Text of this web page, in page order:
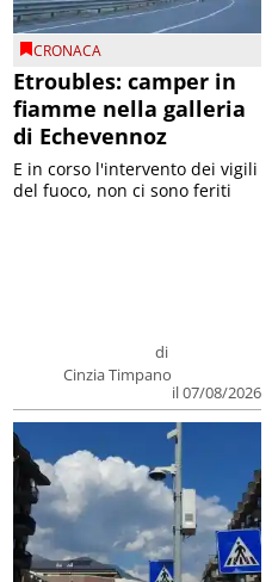
CRONACA
Etroubles: camper in
fiamme nella galleria
di Echevennoz
di
Cinzia Timpano
il 07/08/2026
E in corso l'intervento dei vigili
del fuoco, non ci sono feriti